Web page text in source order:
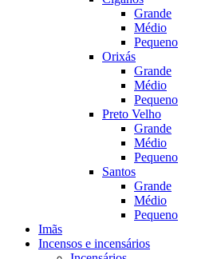
Grande
Médio
Pequeno
Orixás
Grande
Médio
Pequeno
Preto Velho
Grande
Médio
Pequeno
Santos
Grande
Médio
Pequeno
Imãs
Incensos e incensários